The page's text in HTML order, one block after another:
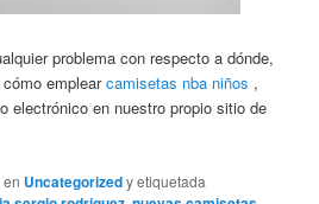
problema con respecto a dónde,
emplearcamisetas nba niños ,
electrónico en nuestro propio sitio de
Uncategorizedy etiquetada